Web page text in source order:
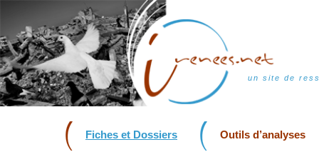
un site de
Fiches et Dossiers Outils d’analyses